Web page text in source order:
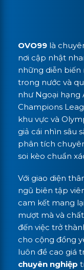
OVO99 là
nơi cập nhật
những diễn
trong nước và
như Ngoại hạng
Champions
khu vực và
giả cái nhìn sâu
phân tích
soi kèo chuẩn
Với giao diện
ngũ biên tập
cam kết mang
mượt mà và
đến việc trở
cho cộng đồng
luôn đề cao giá
chuyên nghiệp